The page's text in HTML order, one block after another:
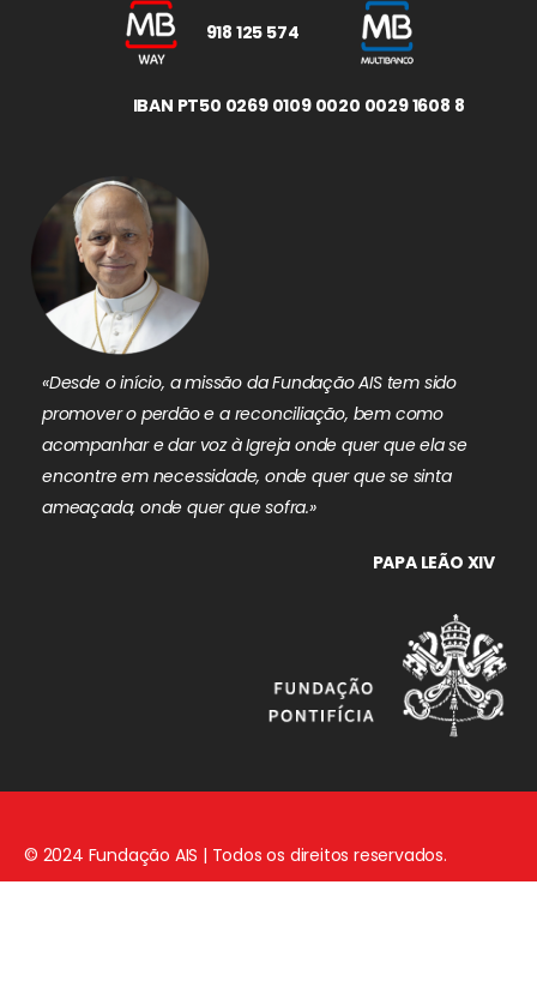
918 125 574
IBAN PT50 0269 0109 0020 0029 1608 8
«Desde o início, a missão da Fundação AIS tem sido
promover o perdão e a reconciliação, bem como
acompanhar e dar voz à Igreja onde quer que ela se
encontre em necessidade, onde quer que se sinta
ameaçada, onde quer que sofra.»
PAPA LEÃO XIV
© 2024 Fundação AIS | Todos os direitos reservados.